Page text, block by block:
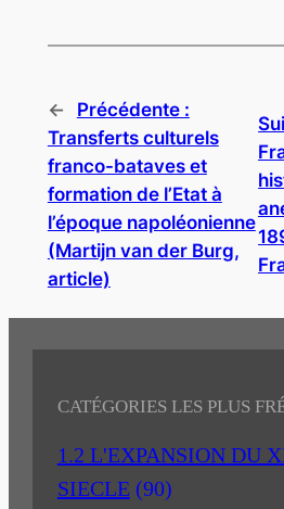
←
Précédente :
Transferts culturels
franco-bataves et
formation de l’Etat à
l’époque napoléonienne
(Martijn van der Burg,
article)
CATÉGORIES LES PLUS
1.2 L'EXPANSION DU
SIECLE (90)